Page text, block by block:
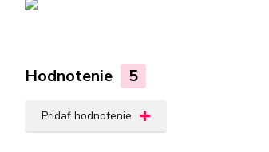
Hodnotenie 5
Pridať hodnotenie